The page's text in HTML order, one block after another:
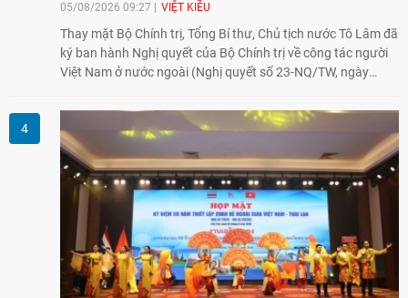
05/08/2026 09:27 VIỆT KIỀU
Thay mặt Bộ Chính trị, Tổng Bí thư, Chủ tịch nước Tô Lâm đã
ký ban hành Nghị quyết của Bộ Chính trị về công tác người
Việt Nam ở nước ngoài (Nghị quyết số 23-NQ/TW, ngày